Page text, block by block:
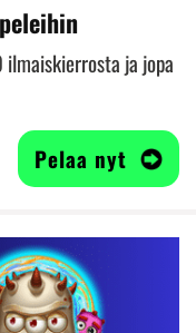
ja jopa
Pelaa nyt